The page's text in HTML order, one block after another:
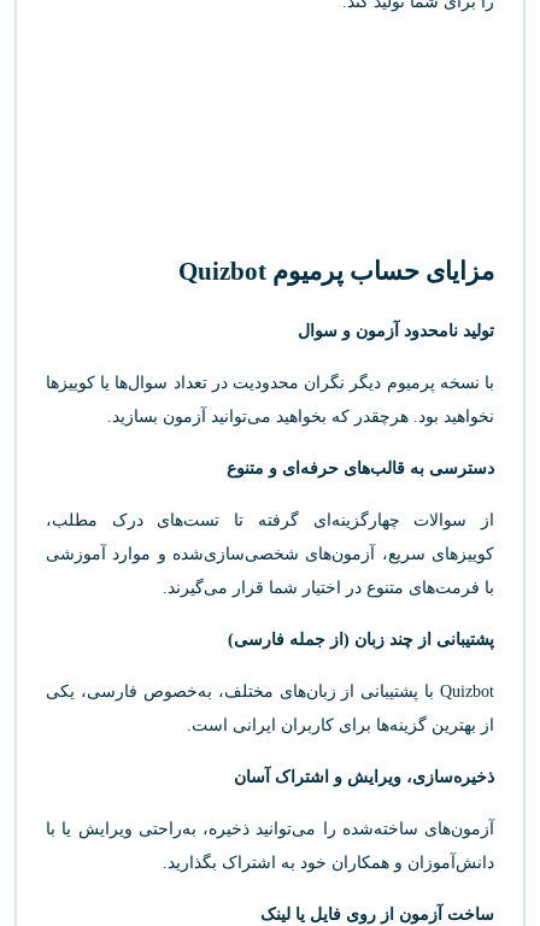
مزایای حساب پرمیوم Quizbot
تولید نامحدود آزمون و سوال
با نسخه پرمیوم دیگر نگران محدودیت در تعداد سوال‌ها یا کوییزها
نخواهید بود. هرچقدر که بخواهید می‌توانید آزمون بسازید.
دسترسی به قالب‌های حرفه‌ای و متنوع
از سوالات چهارگزینه‌ای گرفته تا تست‌های درک مطلب،
کوییزهای سریع، آزمون‌های شخصی‌سازی‌شده و موارد آموزشی
با فرمت‌های متنوع در اختیار شما قرار می‌گیرند.
پشتیبانی از چند زبان (از جمله فارسی)
Quizbot با پشتیبانی از زبان‌های مختلف، به‌خصوص فارسی، یکی
از بهترین گزینه‌ها برای کاربران ایرانی است.
ذخیره‌سازی، ویرایش و اشتراک آسان
آزمون‌های ساخته‌شده را می‌توانید ذخیره، به‌راحتی ویرایش یا با
دانش‌آموزان و همکاران خود به اشتراک بگذارید.
ساخت آزمون از روی فایل یا لینک